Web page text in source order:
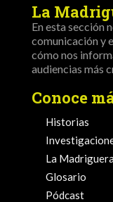
La
En esta sección
comunicación y
cómo nos
audiencias más
Conoce
Historias
La Madriguera
Glosario
Pódcast